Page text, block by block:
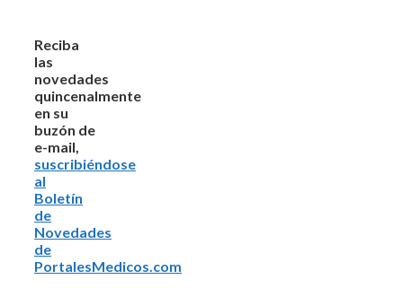
Reciba
las
novedades
quincenalmente
en su
buzón de
e-mail,
suscribiéndose
al
Boletín
de
Novedades
de
PortalesMedicos.com